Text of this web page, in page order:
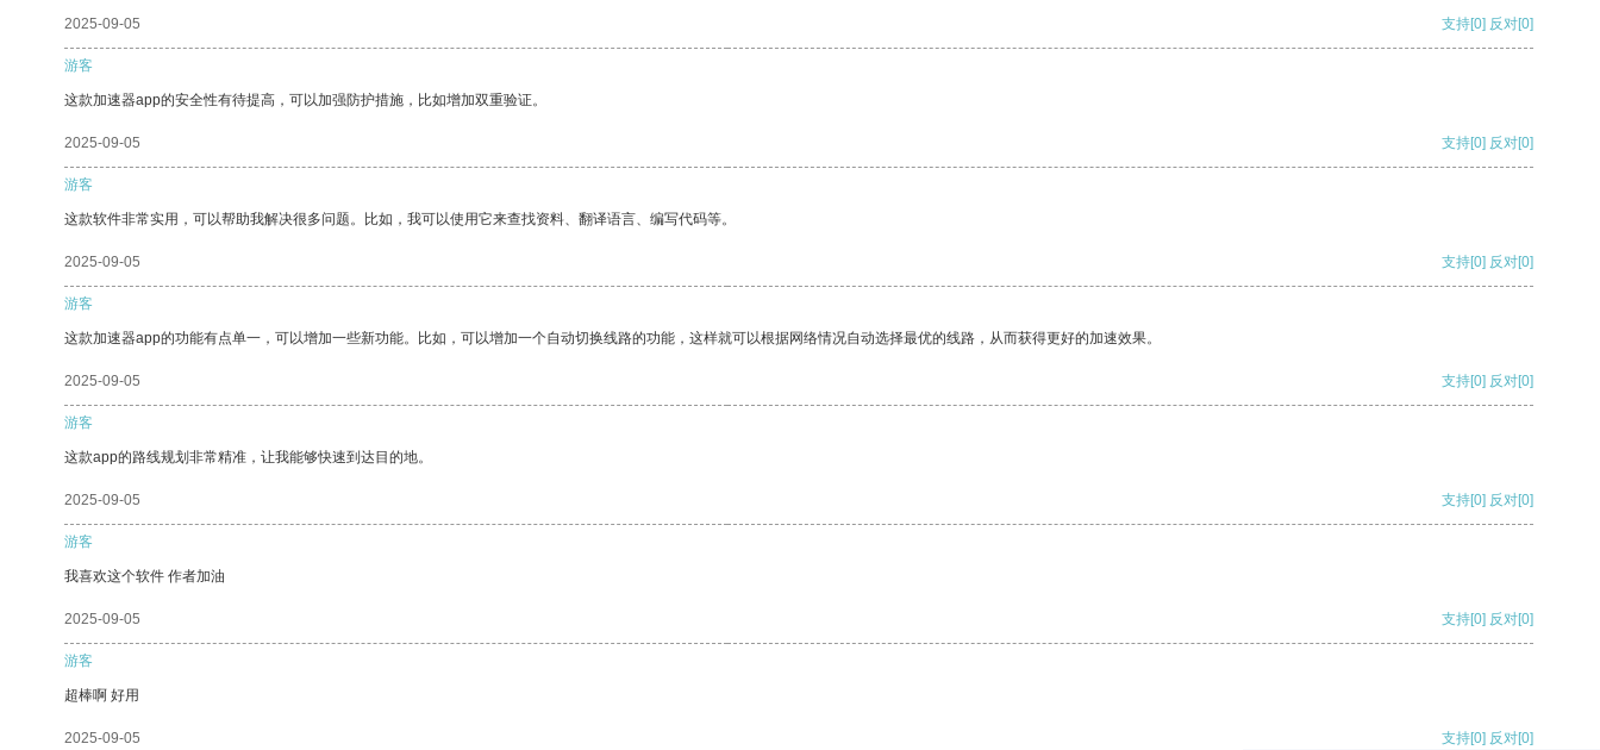
2025-09-05 支持[0] 反对[0]
游客
这款加速器app的安全性有待提高，可以加强防护措施，比如增加双重验证。
2025-09-05 支持[0] 反对[0]
游客
这款软件非常实用，可以帮助我解决很多问题。比如，我可以使用它来查找资料、翻译语言、编写代码等。
2025-09-05 支持[0] 反对[0]
游客
这款加速器app的功能有点单一，可以增加一些新功能。比如，可以增加一个自动切换线路的功能，这样就可以根据网络情况自动选择最优的线路，从而获得更好的加速效果。
2025-09-05 支持[0] 反对[0]
游客
这款app的路线规划非常精准，让我能够快速到达目的地。
2025-09-05 支持[0] 反对[0]
游客
我喜欢这个软件 作者加油
2025-09-05 支持[0] 反对[0]
游客
超棒啊 好用
2025-09-05 支持[0] 反对[0]